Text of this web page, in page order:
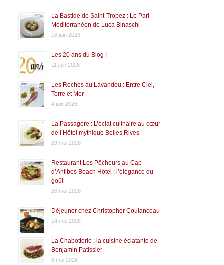
La Bastide de Saint-Tropez : Le Pari
Méditerranéen de Luca Binaschi
16 juin 2026
Les 20 ans du Blog !
11 juin 2026
Les Roches au Lavandou : Entre Ciel,
Terre et Mer
4 juin 2026
La Passagère : L’éclat culinaire au cœur
de l’Hôtel mythique Belles Rives
29 mai 2026
Restaurant Les Pêcheurs au Cap
d’Antibes Beach Hôtel : l’élégance du
goût
26 mai 2026
Déjeuner chez Christopher Coutanceau
14 mai 2026
La Chabotterie : la cuisine éclatante de
Benjamin Patissier
8 mai 2026